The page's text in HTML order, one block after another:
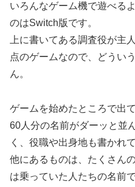
いろんなゲーム機で遊べる
のはSwitch版です。
上に書いてある調査役が主
点のゲームなので、どうい
ん。
ゲームを始めたところで出
60人分の名前がダーッと並
く、役職や出身地も書かれ
他にあるものは、たくさん
は乗っていた人たちの名前